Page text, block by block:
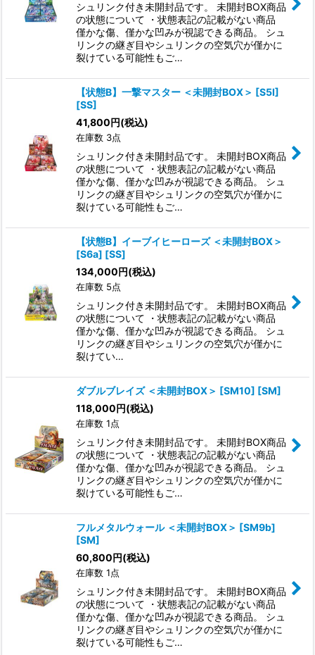
シュリンク付き未開封品です。 未開封BOX商品
の状態について ・状態表記の記載がない商品
僅かな傷、僅かな凹みが視認できる商品。 シュ
リンクの継ぎ目やシュリンクの空気穴が僅かに
裂けている可能性もご…
【状態B】一撃マスター ＜未開封BOX＞ [S5I]
[SS]
41,800円(税込)
在庫数 3点
シュリンク付き未開封品です。 未開封BOX商品
の状態について ・状態表記の記載がない商品
僅かな傷、僅かな凹みが視認できる商品。 シュ
リンクの継ぎ目やシュリンクの空気穴が僅かに
裂けている可能性もご…
【状態B】イーブイヒーローズ ＜未開封BOX＞
[S6a] [SS]
134,000円(税込)
在庫数 5点
シュリンク付き未開封品です。 未開封BOX商品
の状態について ・状態表記の記載がない商品
僅かな傷、僅かな凹みが視認できる商品。 シュ
リンクの継ぎ目やシュリンクの空気穴が僅かに
裂けてい…
ダブルブレイズ ＜未開封BOX＞ [SM10] [SM]
118,000円(税込)
在庫数 1点
シュリンク付き未開封品です。 未開封BOX商品
の状態について ・状態表記の記載がない商品
僅かな傷、僅かな凹みが視認できる商品。 シュ
リンクの継ぎ目やシュリンクの空気穴が僅かに
裂けている可能性もご…
フルメタルウォール ＜未開封BOX＞ [SM9b]
[SM]
60,800円(税込)
在庫数 1点
シュリンク付き未開封品です。 未開封BOX商品
の状態について ・状態表記の記載がない商品
僅かな傷、僅かな凹みが視認できる商品。 シュ
リンクの継ぎ目やシュリンクの空気穴が僅かに
裂けている可能性もご…